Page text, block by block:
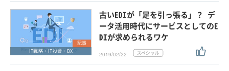
記事
IT戦略・IT投資・DX
古いEDIが「足を引っ張る」？ デ
ータ活用時代にサービスとしてのE
DIが求められるワケ
2019/02/22